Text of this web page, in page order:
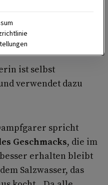
Hanna Dorner
Kunden zu einer
und zur optimalen
ist selbst
verwendet dazu
spricht
Geschmacks, die im
erhalten bleibt
Salzwasser, das